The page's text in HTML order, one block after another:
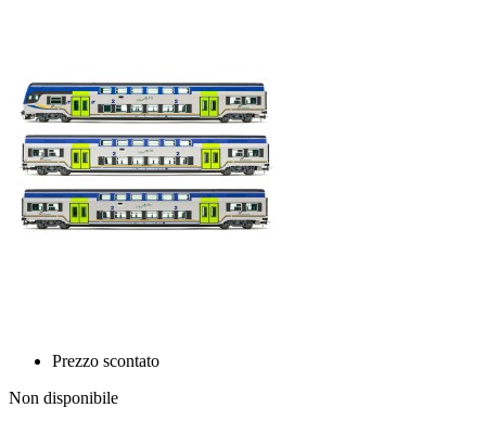
Prezzo scontato
Non disponibile